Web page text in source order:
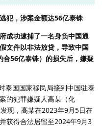
犯，涉案金额达56亿泰铢
成功逮捕了一名身负中国通
文件以非法放贷，导致中国
56亿泰铢）的损失后，嫌疑
泰国国家移民局接到中国驻泰
的犯罪嫌疑人高某（化
现，高某在2023年9月5日在
获得合法居留至2024年9月3